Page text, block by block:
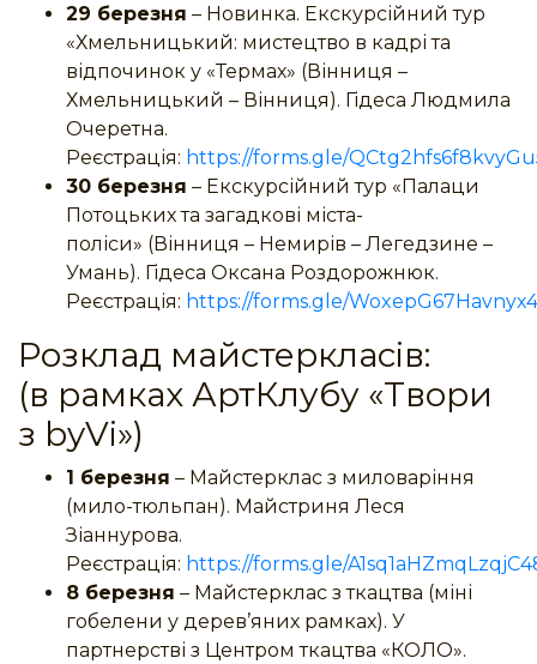
29 березня – Новинка. Екскурсійний тур
«Хмельницький: мистецтво в кадрі та
відпочинок у «Термах» (Вінниця –
Хмельницький – Вінниця). Гідеса Людмила
Очеретна.
Реєстрація: https://forms.gle/
30 березня – Екскурсійний тур «Палаци
Потоцьких та загадкові міста-
поліси» (Вінниця – Немирів – Легедзине –
Умань). Гідеса Оксана Роздорожнюк.
Реєстрація: https://forms.gle/
Розклад майстеркласів:
(в рамках АртКлубу «Твори
з byVi»)
1 березня – Майстерклас з миловаріння
(мило-тюльпан). Майстриня Леся
Зіаннурова.
Реєстрація: https://forms.gle/
8 березня – Майстерклас з ткацтва (міні
гобелени у дерев’яних рамках). У
партнерстві з Центром ткацтва «КОЛО».